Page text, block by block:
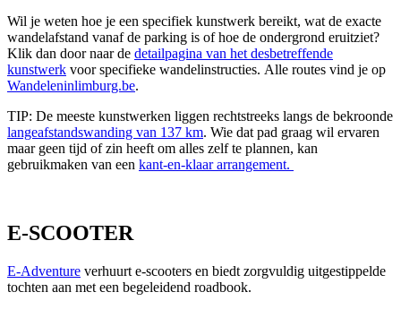
Wil je weten hoe je een specifiek kunstwerk bereikt, wat de exacte
wandelafstand vanaf de parking is of hoe de ondergrond eruitziet?
Klik dan door naar de detailpagina van het desbetreffende
kunstwerk voor specifieke wandelinstructies. Alle routes vind je op
Wandeleninlimburg.be.
TIP: De meeste kunstwerken liggen rechtstreeks langs de bekroonde
langeafstandswanding van 137 km. Wie dat pad graag wil ervaren
maar geen tijd of zin heeft om alles zelf te plannen, kan
gebruikmaken van een kant-en-klaar arrangement.
E-SCOOTER
E-Adventure verhuurt e-scooters en biedt zorgvuldig uitgestippelde
tochten aan met een begeleidend roadbook.